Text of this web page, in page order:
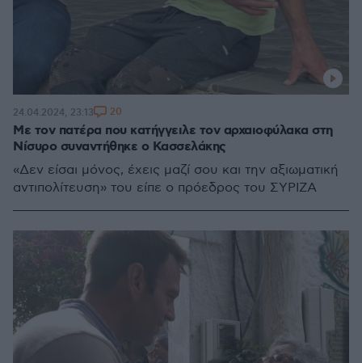
Με τον πατέρα που κατήγγειλε τον αρχαιοφύλακα στη
Νίσυρο συναντήθηκε ο Κασσελάκης
«Δεν είσαι μόνος, έχεις μαζί σου και την αξιωματική
αντιπολίτευση» του είπε ο πρόεδρος του ΣΥΡΙΖΑ
24.04.2024, 23:13 20